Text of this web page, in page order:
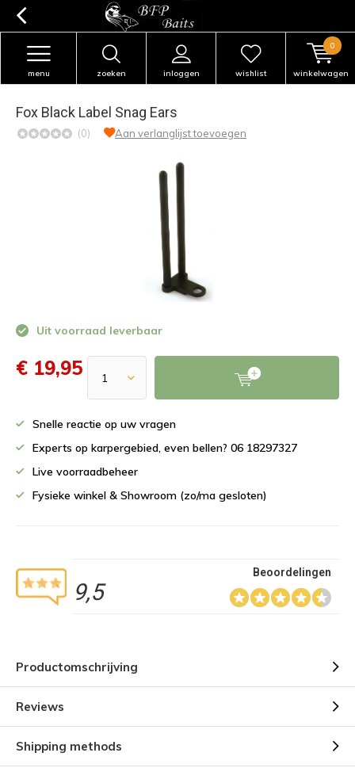
zoeken inloggen
menu wishlist winkelwagen
0
Fox Black Label Snag Ears
(0) Aan verlanglijst toevoegen
Uit voorraad leverbaar
€ 19,95
Snelle reactie op uw vragen
Experts op karpergebied, even bellen? 06 18297327
Live voorraadbeheer
Fysieke winkel & Showroom (zo/ma gesloten)
9,5
Beoordelingen
Productomschrijving
Reviews
Shipping methods